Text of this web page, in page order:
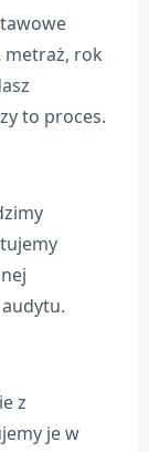
metraż, rok
to proces.
z
je w